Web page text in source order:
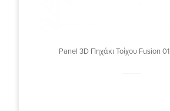
Panel 3D Πηχάκι Τοίχου Fusion